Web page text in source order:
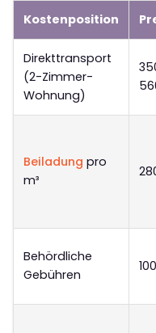
Kostenposition
Direkttransport
(2-Zimmer-
Wohnung)
Beiladung pro
m³
Behördliche
Gebühren